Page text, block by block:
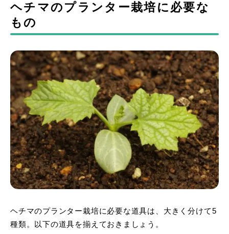
ヘチマのプランター栽培に必要な
もの
ヘチマのプランター栽培に必要な道具は、大きく分けて5
種類。以下の道具を揃えておきましょう。